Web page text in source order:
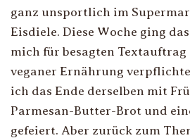
ganz unsportlich im
Eisdiele. Diese Woche ging
mich für besagten Textauftrag
veganer Ernährung
ich das Ende derselben mit
Parmesan-Butter-Brot und
gefeiert. Aber zurück zum